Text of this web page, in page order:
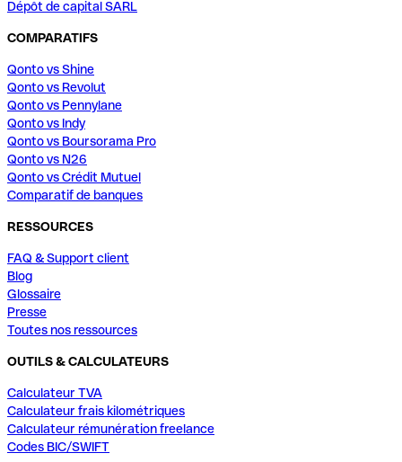
Dépôt de capital SARL
COMPARATIFS
Qonto vs Shine
Qonto vs Revolut
Qonto vs Pennylane
Qonto vs Indy
Qonto vs Boursorama Pro
Qonto vs N26
Qonto vs Crédit Mutuel
Comparatif de banques
RESSOURCES
FAQ & Support client
Blog
Glossaire
Presse
Toutes nos ressources
OUTILS & CALCULATEURS
Calculateur TVA
Calculateur frais kilométriques
Calculateur rémunération freelance
Codes BIC/SWIFT